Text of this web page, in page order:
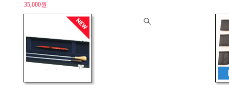
35,000원